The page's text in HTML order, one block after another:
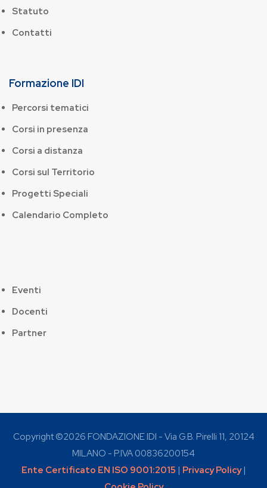
Statuto
Contatti
Formazione IDI
Percorsi tematici
Corsi in presenza
Corsi a distanza
Corsi sul Territorio
Progetti Speciali
Calendario Completo
Eventi
Docenti
Partner
Copyright ©2026 FONDAZIONE IDI - Via G.B. Pirelli 11, 20124
MILANO - P.IVA 00836200154
Ente Certificato EN ISO 9001:2015 | Privacy Policy|